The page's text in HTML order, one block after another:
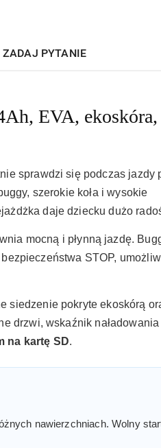
ZADAJ PYTANIE
EVA,
sprawdzi się podczas jazdy
szerokie koła i wysokie
daje dziecku dużo
mocną i płynną jazdę.
STOP,
siedzenie pokryte ekoskórą
drzwi, wskaźnik naładowania
na kartę SD.
nawierzchniach. Wolny